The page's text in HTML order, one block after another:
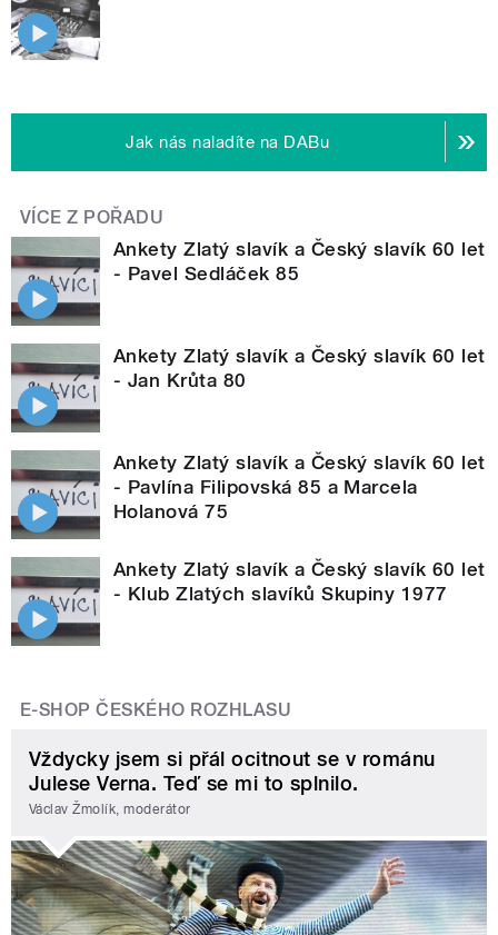
Jak nás naladíte na DABu
VÍCE Z POŘADU
Ankety Zlatý slavík a Český slavík 60 let
- Pavel Sedláček 85
Ankety Zlatý slavík a Český slavík 60 let
- Jan Krůta 80
Ankety Zlatý slavík a Český slavík 60 let
- Pavlína Filipovská 85 a Marcela
Holanová 75
Ankety Zlatý slavík a Český slavík 60 let
- Klub Zlatých slavíků Skupiny 1977
E-SHOP ČESKÉHO ROZHLASU
Vždycky jsem si přál ocitnout se v románu
Julese Verna. Teď se mi to splnilo.
Václav Žmolík, moderátor